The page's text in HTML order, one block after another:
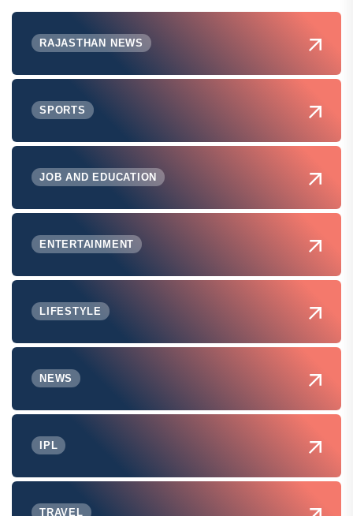
RAJASTHAN NEWS
SPORTS
JOB AND EDUCATION
ENTERTAINMENT
LIFESTYLE
NEWS
IPL
TRAVEL